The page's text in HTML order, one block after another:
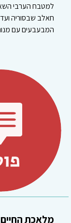
למטבח הערבי
חאלב שבסוריה ועד
המבעבעים עם מנות
מלאכת